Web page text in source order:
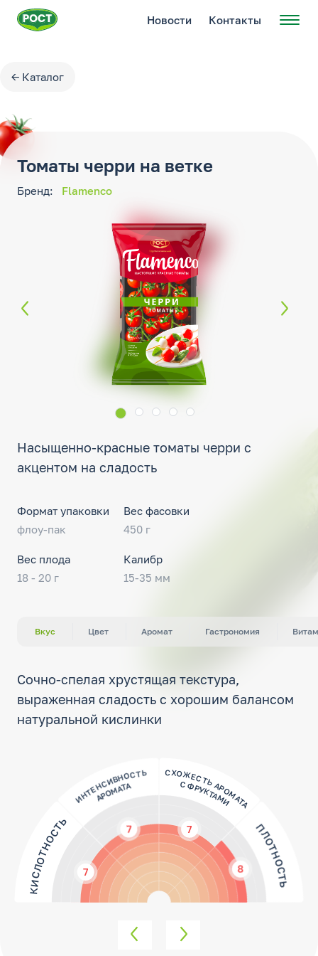
Новости Контакты
← Каталог
Томаты черри на ветке
Бренд: Flamenco
Насыщенно-красные томаты черри с
акцентом на сладость
Формат упаковки
флоу-пак
Вес фасовки
450 г
Вес плода
18 - 20 г
Калибр
15-35 мм
Вкус Цвет Аромат Гастрономия
Сочно-спелая хрустящая текстура,
выраженная сладость с хорошим балансом
натуральной кислинки
8
ПЛОТНОСТЬ
7
КИСЛОТНОСТЬ 7
ИНТЕНСИВНОСТЬ
АРОМАТА
7
СХОЖЕСТЬ АРОМАТА
С ФРУКТАМИ